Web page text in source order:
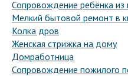
Сопровождение ребёнка
Мелкий бытовой ремонт в
Колка дров
Женская стрижка на дому
Домработница
Сопровождение пожилого